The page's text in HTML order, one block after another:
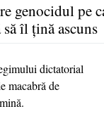
genocidul pe
îl ţină ascuns
dictatorial
macabră de